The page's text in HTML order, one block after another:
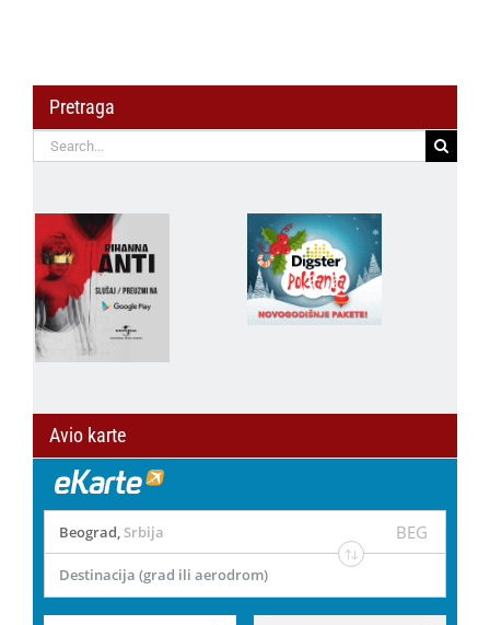
Pretraga
Search
for:
Avio karte
Beograd, Srbija BEG
Destinacija (grad ili aerodrom)